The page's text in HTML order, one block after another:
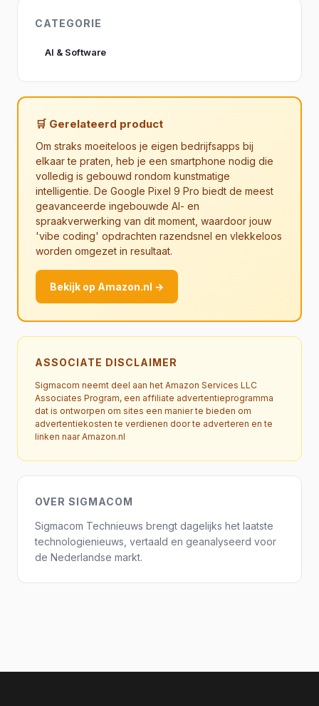
CATEGORIE
AI & Software
🛒 Gerelateerd product
Om straks moeiteloos je eigen bedrijfsapps bij
elkaar te praten, heb je een smartphone nodig die
volledig is gebouwd rondom kunstmatige
intelligentie. De Google Pixel 9 Pro biedt de meest
geavanceerde ingebouwde AI- en
spraakverwerking van dit moment, waardoor jouw
'vibe coding' opdrachten razendsnel en vlekkeloos
worden omgezet in resultaat.
Bekijk op Amazon.nl →
ASSOCIATE DISCLAIMER
Sigmacom neemt deel aan het Amazon Services LLC
Associates Program, een affiliate advertentieprogramma
dat is ontworpen om sites een manier te bieden om
advertentiekosten te verdienen door te adverteren en te
linken naar Amazon.nl
OVER SIGMACOM
Sigmacom Technieuws brengt dagelijks het laatste
technologienieuws, vertaald en geanalyseerd voor
de Nederlandse markt.